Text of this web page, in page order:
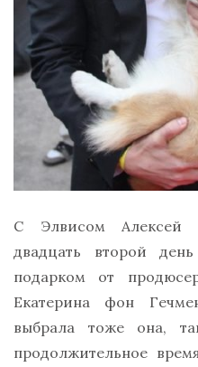
С Элвисом Алексей
двадцать второй
подарком от
Екатерина фон
выбрала тоже она,
продолжительное